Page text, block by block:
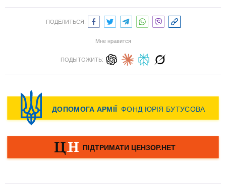
ПОДЕЛИТЬСЯ:
Мне нравится
ПОДЫТОЖИТЬ: